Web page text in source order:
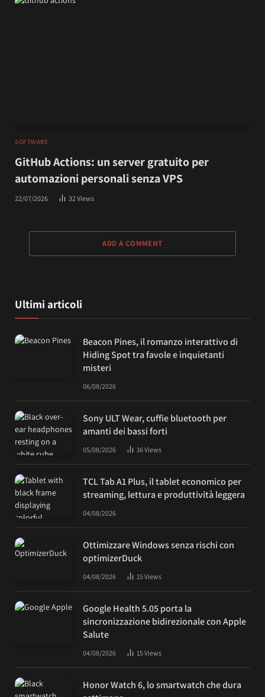
SOFTWARE
GitHub Actions: un server gratuito per
automazioni personali senza VPS
22/07/2026 32Views
ADD A COMMENT
Ultimi articoli
Beacon Pines, il romanzo interattivo di
Hiding Spot tra favole e inquietanti
misteri
06/08/2026
Sony ULT Wear, cuffie bluetooth per
amanti dei bassi forti
05/08/2026 16Views
TCL Tab A1 Plus, il tablet economico per
streaming, lettura e produttività leggera
04/08/2026
Ottimizzare Windows senza rischi con
optimizerDuck
04/08/2026 15Views
Google Health 5.05 porta la
sincronizzazione bidirezionale con Apple
Salute
04/08/2026 15Views
Honor Watch 6, lo smartwatch che dura